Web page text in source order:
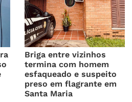
Briga entre vizinhos
termina com homem
esfaqueado e suspeito
preso em flagrante em
Santa Maria